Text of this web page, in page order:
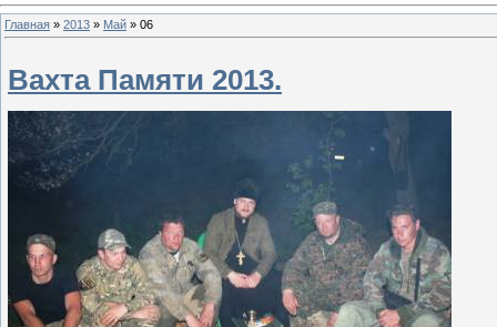
Главная » 2013 » Май » 06
Вахта Памяти 2013.